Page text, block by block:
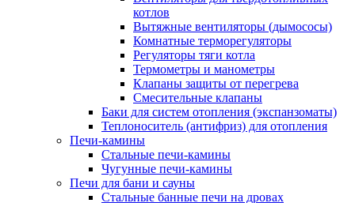
котлов
Вытяжные вентиляторы (дымососы)
Комнатные терморегуляторы
Регуляторы тяги котла
Термометры и манометры
Клапаны защиты от перегрева
Смесительные клапаны
Баки для систем отопления (экспанзоматы)
Теплоноситель (антифриз) для отопления
Печи-камины
Стальные печи-камины
Чугунные печи-камины
Печи для бани и сауны
Стальные банные печи на дровах